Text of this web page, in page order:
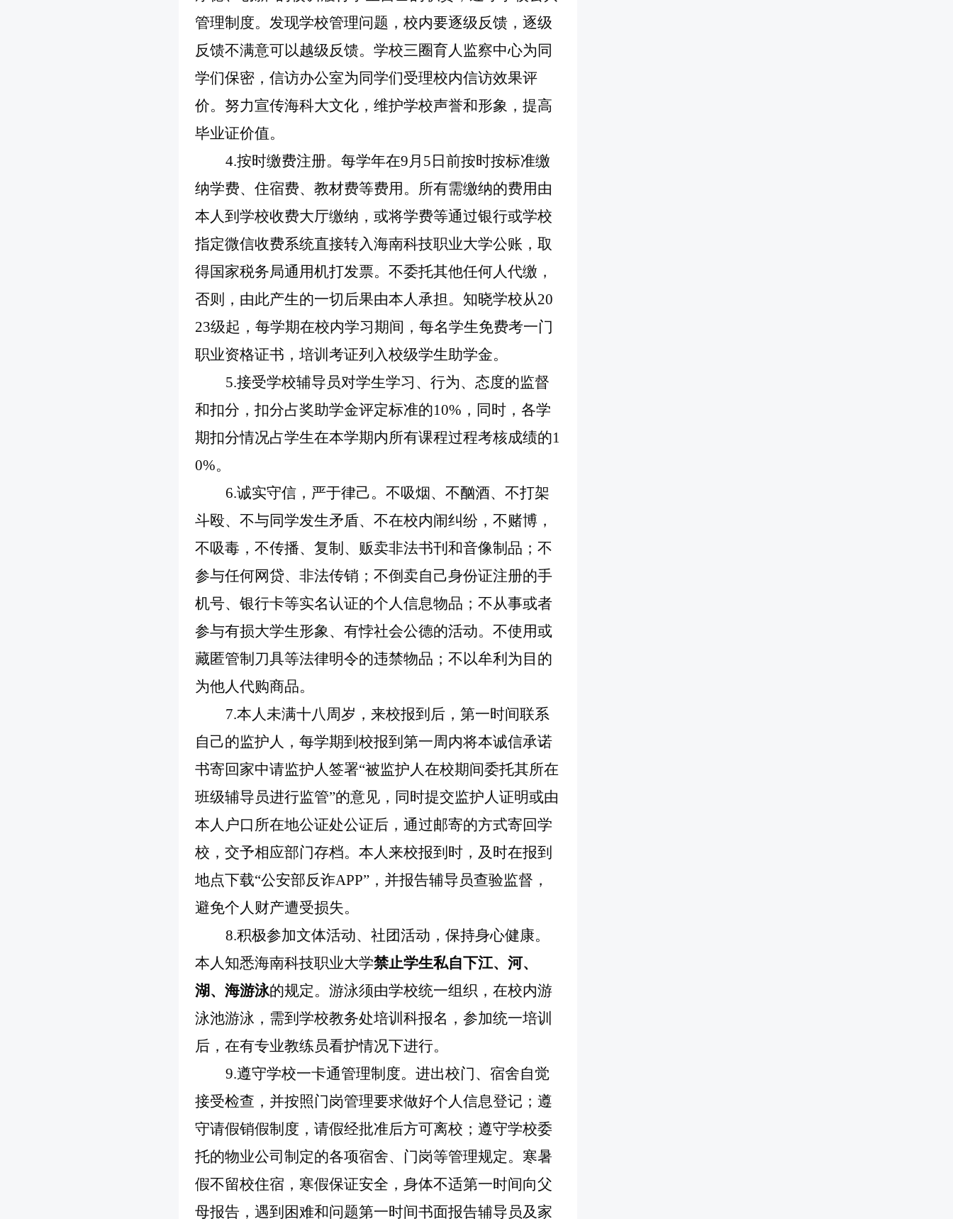
管理制度。发现学校管理问题，校内要逐级反馈，逐级
反馈不满意可以越级反馈。学校三圈育人监察中心为同
学们保密，信访办公室为同学们受理校内信访效果评
价。努力宣传海科大文化，维护学校声誉和形象，提高
毕业证价值。
4.按时缴费注册。每学年在9月5日前按时按标准缴
纳学费、住宿费、教材费等费用。所有需缴纳的费用由
本人到学校收费大厅缴纳，或将学费等通过银行或学校
指定微信收费系统直接转入海南科技职业大学公账，取
得国家税务局通用机打发票。不委托其他任何人代缴，
否则，由此产生的一切后果由本人承担。知晓学校从20
23级起，每学期在校内学习期间，每名学生免费考一门
职业资格证书，培训考证列入校级学生助学金。
5.接受学校辅导员对学生学习、行为、态度的监督
和扣分，扣分占奖助学金评定标准的10%，同时，各学
期扣分情况占学生在本学期内所有课程过程考核成绩的1
0%。
6.诚实守信，严于律己。不吸烟、不酗酒、不打架
斗殴、不与同学发生矛盾、不在校内闹纠纷，不赌博，
不吸毒，不传播、复制、贩卖非法书刊和音像制品；不
参与任何网贷、非法传销；不倒卖自己身份证注册的手
机号、银行卡等实名认证的个人信息物品；不从事或者
参与有损大学生形象、有悖社会公德的活动。不使用或
藏匿管制刀具等法律明令的违禁物品；不以牟利为目的
为他人代购商品。
7.本人未满十八周岁，来校报到后，第一时间联系
自己的监护人，每学期到校报到第一周内将本诚信承诺
书寄回家中请监护人签署“被监护人在校期间委托其所在
班级辅导员进行监管”的意见，同时提交监护人证明或由
本人户口所在地公证处公证后，通过邮寄的方式寄回学
校，交予相应部门存档。本人来校报到时，及时在报到
地点下载“公安部反诈APP”，并报告辅导员查验监督，
避免个人财产遭受损失。
8.积极参加文体活动、社团活动，保持身心健康。
本人知悉海南科技职业大学禁止学生私自下江、河、
湖、海游泳的规定。游泳须由学校统一组织，在校内游
泳池游泳，需到学校教务处培训科报名，参加统一培训
后，在有专业教练员看护情况下进行。
9.遵守学校一卡通管理制度。进出校门、宿舍自觉
接受检查，并按照门岗管理要求做好个人信息登记；遵
守请假销假制度，请假经批准后方可离校；遵守学校委
托的物业公司制定的各项宿舍、门岗等管理规定。寒暑
假不留校住宿，寒假保证安全，身体不适第一时间向父
母报告，遇到困难和问题第一时间书面报告辅导员及家